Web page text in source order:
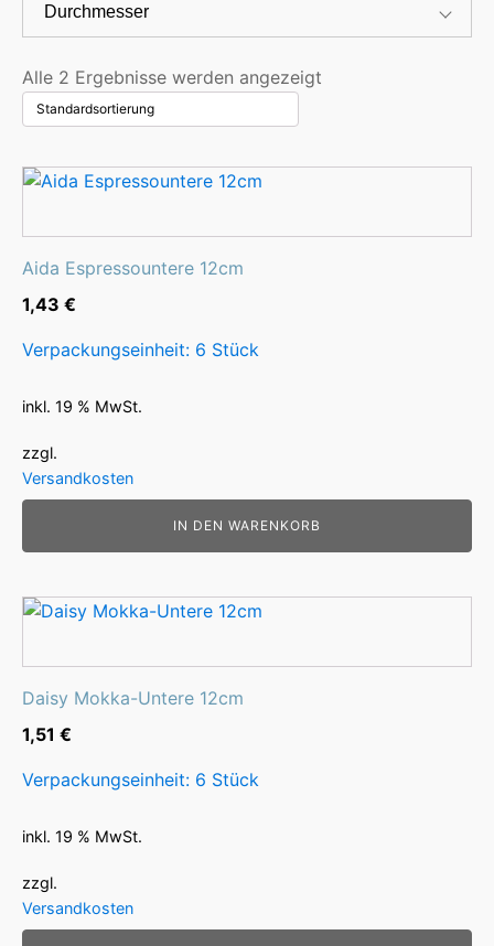
Durchmesser
Alle 2 Ergebnisse werden angezeigt
Aida Espressountere 12cm
1,43 €
Verpackungseinheit: 6 Stück
inkl. 19 % MwSt.
zzgl.
Versandkosten
IN DEN WARENKORB
Daisy Mokka-Untere 12cm
1,51 €
Verpackungseinheit: 6 Stück
inkl. 19 % MwSt.
zzgl.
Versandkosten